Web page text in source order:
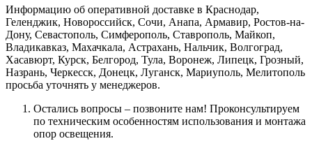
Информацию об оперативной доставке в Краснодар,
Геленджик, Новороссийск, Сочи, Анапа, Армавир, Ростов-на-
Дону, Севастополь, Симферополь, Ставрополь, Майкоп,
Владикавказ, Махачкала, Астрахань, Нальчик, Волгоград,
Хасавюрт, Курск, Белгород, Тула, Воронеж, Липецк, Грозный,
Назрань, Черкесск, Донецк, Луганск, Мариуполь, Мелитополь
просьба уточнять у менеджеров.
Остались вопросы – позвоните нам! Проконсультируем
по техническим особенностям использования и монтажа
опор освещения.